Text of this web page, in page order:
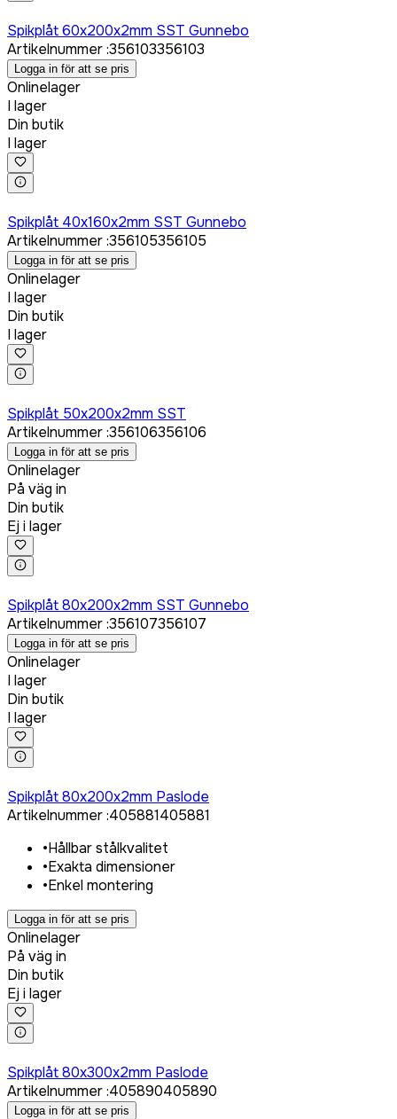
Spikplåt 60x200x2mm SST Gunnebo
Artikelnummer:356103356103
Logga in för att se pris
Onlinelager
I lager
Din butik
I lager
Spikplåt 40x160x2mm SST Gunnebo
Artikelnummer:356105356105
Logga in för att se pris
Onlinelager
I lager
Din butik
I lager
Spikplåt 50x200x2mm SST
Artikelnummer:356106356106
Logga in för att se pris
Onlinelager
På väg in
Din butik
Ej i lager
Spikplåt 80x200x2mm SST Gunnebo
Artikelnummer:356107356107
Logga in för att se pris
Onlinelager
I lager
Din butik
I lager
Spikplåt 80x200x2mm Paslode
Artikelnummer:405881405881
•Hållbar stålkvalitet
•Exakta dimensioner
•Enkel montering
Logga in för att se pris
Onlinelager
På väg in
Din butik
Ej i lager
Spikplåt 80x300x2mm Paslode
Artikelnummer:405890405890
Logga in för att se pris